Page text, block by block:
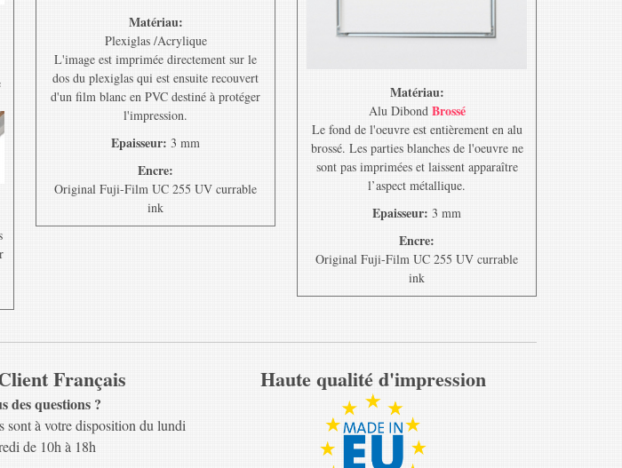
Matériau:
Plexiglas /Acrylique
L'image est imprimée directement sur le
dos du plexiglas qui est ensuite recouvert
d'un film blanc en PVC destiné à protéger
l'impression.
Epaisseur: 3 mm
Encre:
Original Fuji-Film UC 255 UV currable
ink
Matériau:
Alu Dibond Brossé
Le fond de l'oeuvre est entièrement en alu
brossé. Les parties blanches de l'oeuvre ne
sont pas imprimées et laissent apparaître
l’aspect métallique.
Epaisseur: 3 mm
Encre:
Original Fuji-Film UC 255 UV currable
ink
Français
des questions ?
sont à votre disposition du lundi
de 10h à 18h
Haute qualité d'impression